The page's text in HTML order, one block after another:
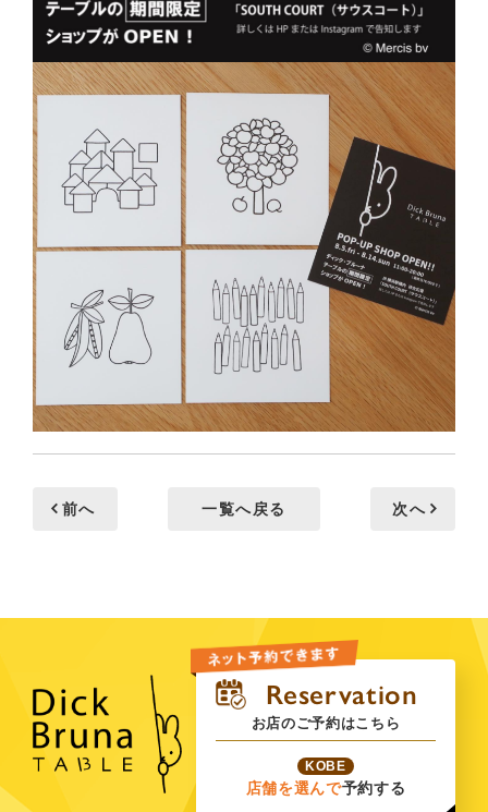
前へ 一覧へ戻る 次へ
お店のご予約はこちら
KOBE
店舗を選んで予約する